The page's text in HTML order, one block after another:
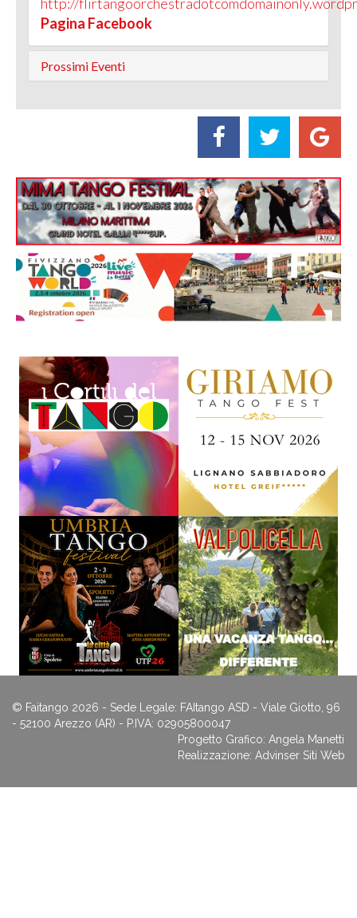
http://
Pagina Facebook
Prossimi Eventi
© Faitango 2026 - Sede Legale: FAItango ASD - Viale Giotto, 96
- 52100 Arezzo (AR) - P.IVA: 02905800047
Progetto Grafico: Angela Manetti
Realizzazione: Advinser Siti Web